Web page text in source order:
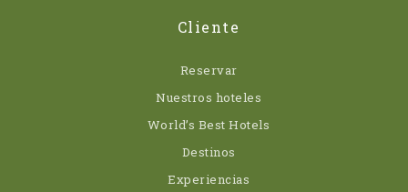
Cliente
Reservar
Nuestros hoteles
World’s Best Hotels
Destinos
Experiencias